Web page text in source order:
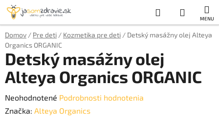
Prejsť
obsah
Hľadať
KOŠÍK
Domov / Pre deti / Kozmetika pre deti / Detský masážny olej Alteya
Organics ORGANIC
Detský masážny olej
Alteya Organics ORGANIC
Priemerné
hodnotenie
Neohodnotené Podrobnosti hodnotenia
Značka: Alteya Organics